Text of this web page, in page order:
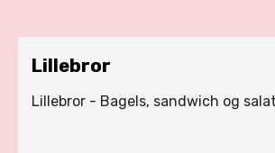
Lillebror
Lillebror - Bagels, sandwich og